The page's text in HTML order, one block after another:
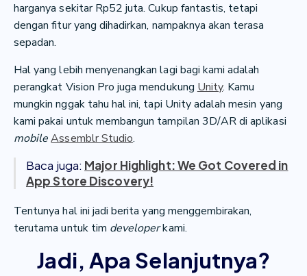
harganya sekitar Rp52 juta. Cukup fantastis, tetapi
dengan fitur yang dihadirkan, nampaknya akan terasa
sepadan.
Hal yang lebih menyenangkan lagi bagi kami adalah
perangkat Vision Pro juga mendukung Unity. Kamu
mungkin nggak tahu hal ini, tapi Unity adalah mesin yang
kami pakai untuk membangun tampilan 3D/AR di aplikasi
mobileAssemblr Studio.
Baca juga: Major Highlight: We Got Covered in
App Store Discovery!
Tentunya hal ini jadi berita yang menggembirakan,
terutama untuk tim developerkami.
Jadi, Apa Selanjutnya?